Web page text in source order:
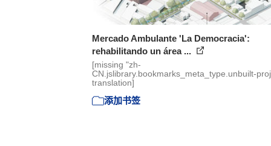
Mercado Ambulante 'La Democracia':
rehabilitando un área ...
[missing "zh-
CN.jslibrary.bookmarks_meta_type.unbuilt-
translation]
添加书签